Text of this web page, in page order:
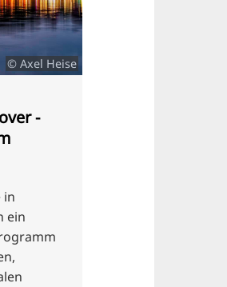
© Axel Heise
-
in
ein